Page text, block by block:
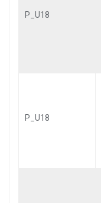
P_U18
P_U18